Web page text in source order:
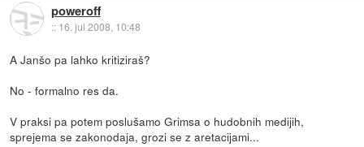
poweroff
:: 16. jul 2008, 10:48
A Janšo pa lahko kritiziraš?
No - formalno res da.
V praksi pa potem poslušamo Grimsa o hudobnih medijih,
sprejema se zakonodaja, grozi se z aretacijami...